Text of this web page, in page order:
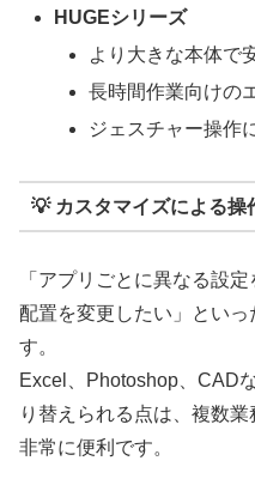
HUGEシリーズ
より大きな本体で
長時間作業向けの
ジェスチャー操作
💡 カスタマイズによる操
「アプリごとに異なる設
配置を変更したい」とい
す。
Excel、Photoshop、CAD
り替えられる点は、複数
非常に便利です。